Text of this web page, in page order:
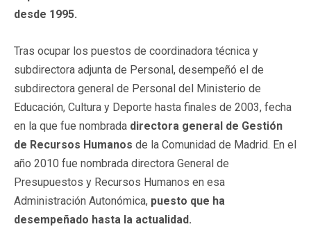
desde 1995.
Tras ocupar los puestos de coordinadora técnica y
subdirectora adjunta de Personal, desempeñó el de
subdirectora general de Personal del Ministerio de
Educación, Cultura y Deporte hasta finales de 2003, fecha
en la que fue nombrada directora general de Gestión
de Recursos Humanos de la Comunidad de Madrid. En el
año 2010 fue nombrada directora General de
Presupuestos y Recursos Humanos en esa
Administración Autonómica, puesto que ha
desempeñado hasta la actualidad.